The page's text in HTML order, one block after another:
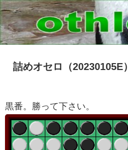
詰めオセロ（20230105E）
黒番。勝って下さい。